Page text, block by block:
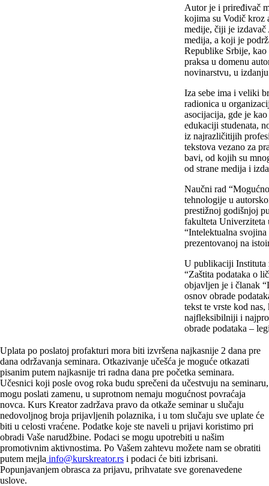
Autor je i priređivač
kojima su Vodič kroz
medije, čiji je
medija, a koji je
Republike Srbije,
praksa u domenu
novinarstvu, u
Iza sebe ima i veliki
radionica u
asocijacija, gde je
edukaciji studenata,
iz najrazličitijih
tekstova vezano za
bavi, od kojih su
od strane medija i
Naučni rad
tehnologije u
prestižnoj godišnjoj
fakulteta Univerziteta
“Intelektualna
prezentovanoj na
U publikaciji Instituta
“Zaštita podataka o
objavljen je i članak
osnov obrade
tekst te vrste kod
najfleksibilniji i
obrade podataka –
Uplata po poslatoj profakturi mora biti izvršena najkasnije 2 dana pre
dana održavanja seminara. Otkazivanje učešća je moguće otkazati
pisanim putem najkasnije tri radna dana pre početka seminara.
Učesnici koji posle ovog roka budu sprečeni da učestvuju na seminaru,
mogu poslati zamenu, u suprotnom nemaju mogućnost povraćaja
novca. Kurs Kreator zadržava pravo da otkaže seminar u slučaju
nedovoljnog broja prijavljenih polaznika, i u tom slučaju sve uplate će
biti u celosti vraćene. Podatke koje ste naveli u prijavi koristimo pri
obradi Vaše narudžbine. Podaci se mogu upotrebiti u našim
promotivnim aktivnostima. Po Vašem zahtevu možete nam se obratiti
putem mejla info@kurskreator.rs i podaci će biti izbrisani.
Popunjavanjem obrasca za prijavu, prihvatate sve gorenavedene
uslove.